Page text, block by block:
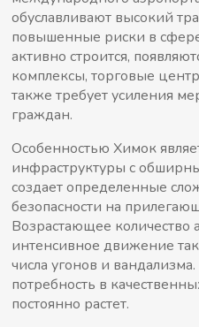
обуславливают высокий
повышенные риски в
активно строится,
комплексы, торговые
также требует усиления
граждан.
Особенностью Химок
инфраструктуры с
создает определенные
безопасности на
Возрастающее количество
интенсивное движение
числа угонов и
потребность в
постоянно растет.